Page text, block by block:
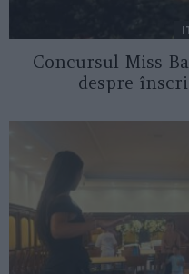
Concursul Miss
despre